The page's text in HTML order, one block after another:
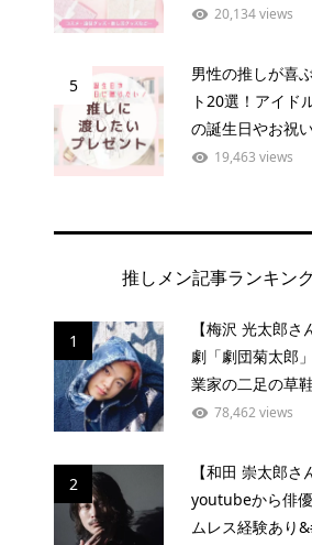
20,134 views
5
男性の推しが喜
ト20選！アイド
の誕生日やお祝
19,463 views
推しメン記事ランキン
1
【梅沢 光太郎さ
劇「劇団菊太郎
業家の二足の草
78,462 views
2
【和田 崇太郎さ
youtubeから俳
ムレス経験あり